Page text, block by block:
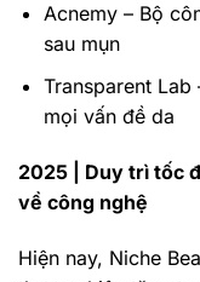
Acnemy – Bộ
sau mụn
Transparent
mọi vấn đề da
2025 | Duy trì tốc
về công nghệ
Hiện nay, Niche